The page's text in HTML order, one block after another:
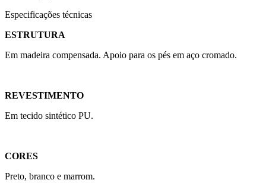
Especificações técnicas
ESTRUTURA
Em madeira compensada. Apoio para os pés em aço cromado.
REVESTIMENTO
Em tecido sintético PU.
CORES
Preto, branco e marrom.